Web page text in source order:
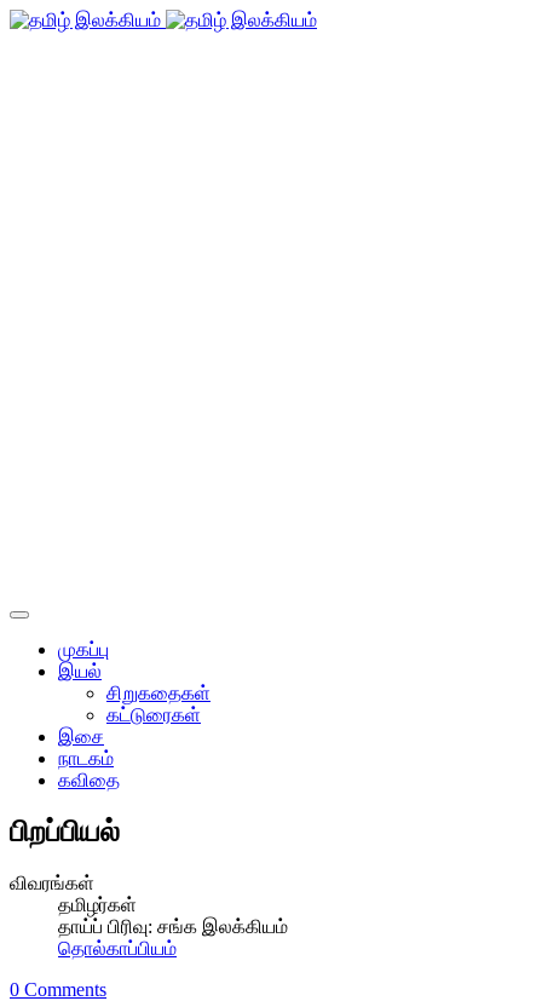
முகப்பு
இயல்
சிறுகதைகள்
கட்டுரைகள்
இசை
நாடகம்
கவிதை
பிறப்பியல்
விவரங்கள்
தமிழர்கள்
தாய்ப் பிரிவு: சங்க இலக்கியம்
தொல்காப்பியம்
0 Comments